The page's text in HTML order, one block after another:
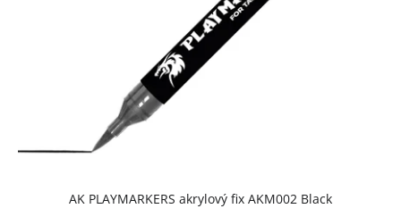
AK PLAYMARKERS akrylový fix AKM002 Black